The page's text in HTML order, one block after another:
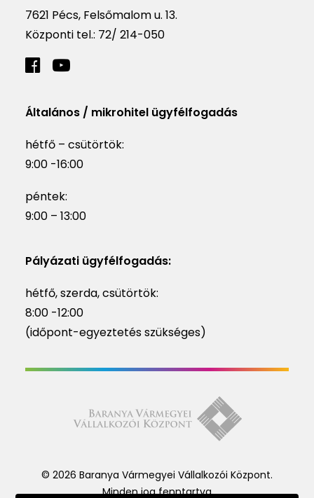
7621 Pécs, Felsőmalom u. 13.
Központi tel.: 72/ 214-050
Általános / mikrohitel ügyfélfogadás
hétfő – csütörtök:
9:00 -16:00
péntek:
9:00 – 13:00
Pályázati ügyfélfogadás:
hétfő, szerda, csütörtök:
8:00 -12:00
(időpont-egyeztetés szükséges)
© 2026 Baranya Vármegyei Vállalkozói Központ.
Minden jog fenntartva